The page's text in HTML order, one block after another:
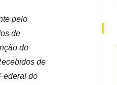
pelo
de
do
de
do